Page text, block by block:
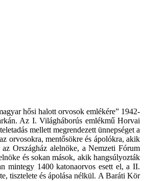
hősi halott orvosok emlékére” 1942-
Az I. Világháborús emlékmű Horvai
mellett megrendezett ünnepséget a
orvosokra, mentősökre és ápolókra, akik
Országház alelnöke, a Nemzeti Fórum
és sokan mások, akik hangsúlyozták
mintegy 1400 katonaorvos esett el, a II.
tisztelete és ápolása nélkül. A Baráti Kör